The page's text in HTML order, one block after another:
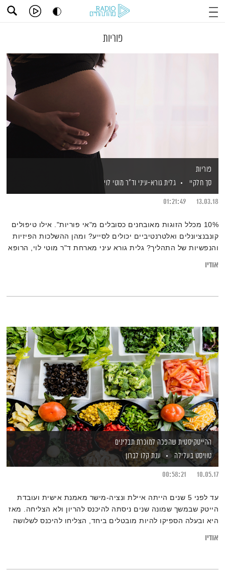
פוריות
פוריות
סך חלקיי
גלית גורא-עיני וד"ר מוטי לוי
13.03.18
01:21:49
10% מכלל הזוגות מאובחנים כסובלים מ"אי פוריות". אילו טיפולים
קונבנציונלים ואלטרנטיביים יכולים לסייע? ומהן ההשלכות הפיזיות
והנפשיות של התהליך? גלית גורא עיני מארחת ד"ר מוטי לוי, הרופא
אודיו
ההייטקיסטית שהפכה למוכרת תבלינים
טוויסט בעלילה
ענת קלו לברון
10.05.17
00:58:21
עד לפני 5 שנים הייתה איילת ונציה-מישר מאמנת אישית ועובדת
הייטק שבמשך שמונה שנים ניסתה להיכנס להריון ולא הצליחה. מאז
היא ובעלה הספיקו להיות מובטלים ביחד, הצליחו להיכנס לשלושה
אודיו